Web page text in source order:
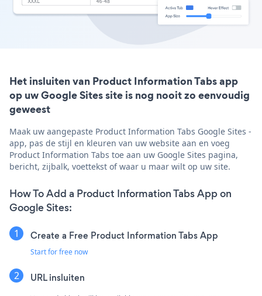
Het insluiten van Product Information Tabs app
op uw Google Sites site is nog nooit zo eenvoudig
geweest
Maak uw aangepaste Product Information Tabs Google Sites -
app, pas de stijl en kleuren van uw website aan en voeg
Product Information Tabs toe aan uw Google Sites pagina,
bericht, zijbalk, voettekst of waar u maar wilt op uw site.
How To Add a Product Information Tabs App on
Google Sites:
Create a Free Product Information Tabs App
Start for free now
URL insluiten